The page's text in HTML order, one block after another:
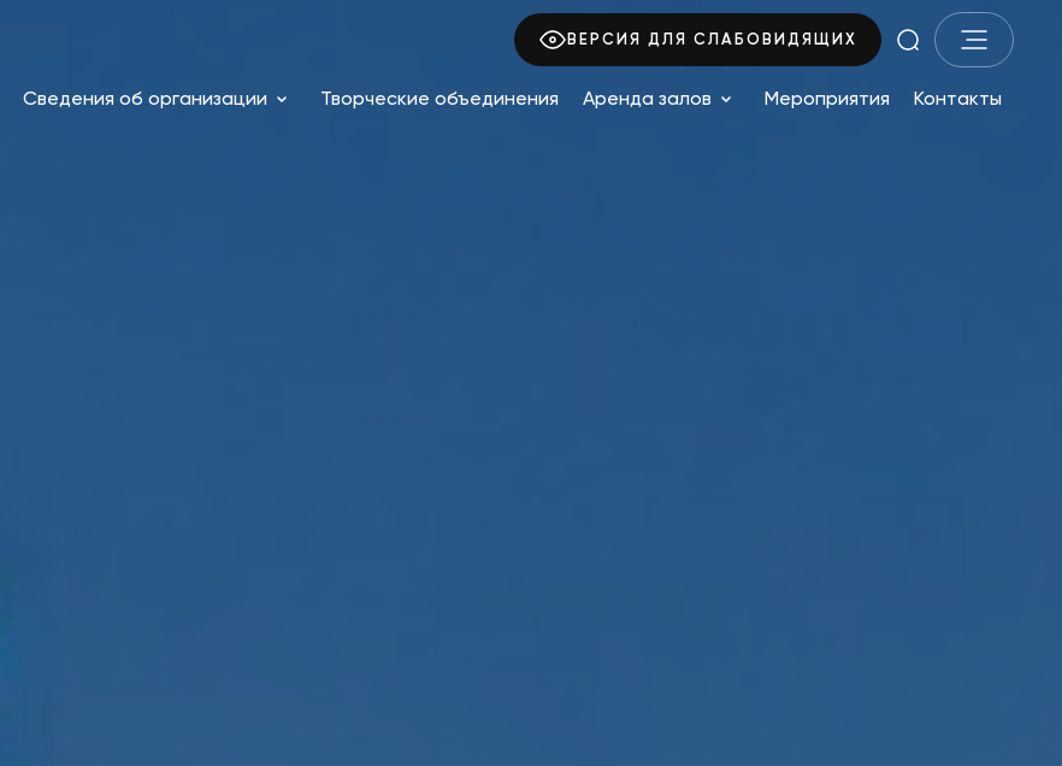
ВЕРСИЯ ДЛЯ СЛАБОВИДЯЩИХ
Сведения об организации Творческие объединения Аренда залов Мероприятия Контакты